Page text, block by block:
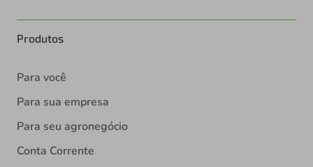
Produtos
Para você
Para sua empresa
Para seu agronegócio
Conta Corrente